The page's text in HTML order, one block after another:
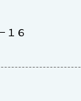
１６